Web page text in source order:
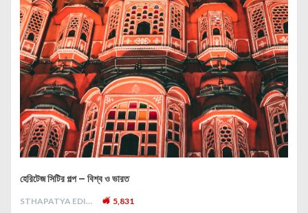
হেরিটেজ সিটির গল্প – বিশ্ব ও ভারত
STHAPATYA EDITORIAL 5,831